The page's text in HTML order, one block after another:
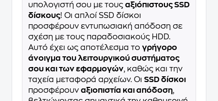
υπολογιστή σου με τους αξιόπιστους SSD
δίσκους! Οι απλοί SSD δίσκοι
προσφέρουν εντυπωσιακή απόδοση σε
σχέση με τους παραδοσιακούς HDD.
Αυτό έχει ως αποτέλεσμα το γρήγορο
άνοιγμα του λειτουργικού συστήματος
σου και των εφαρμογών, καθώς και την
ταχεία μεταφορά αρχείων. Οι SSD δίσκοι
προσφέρουν αξιοπιστία και απόδοση,